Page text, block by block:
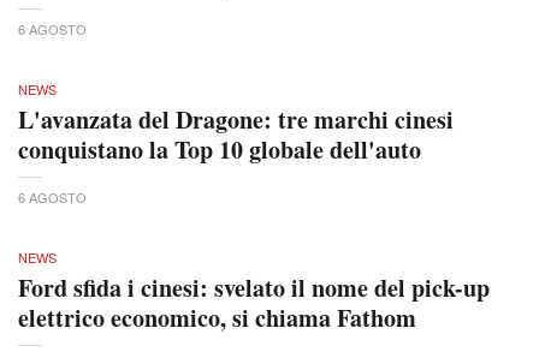
6 AGOSTO
NEWS
L'avanzata del Dragone: tre marchi cinesi
conquistano la Top 10 globale dell'auto
6 AGOSTO
NEWS
Ford sfida i cinesi: svelato il nome del pick-up
elettrico economico, si chiama Fathom